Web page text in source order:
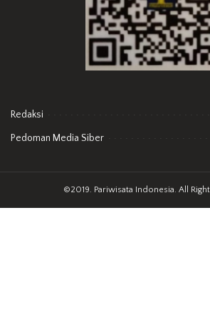
Redaksi
Pedoman Media Siber
©2019. Pariwisata Indonesia. All